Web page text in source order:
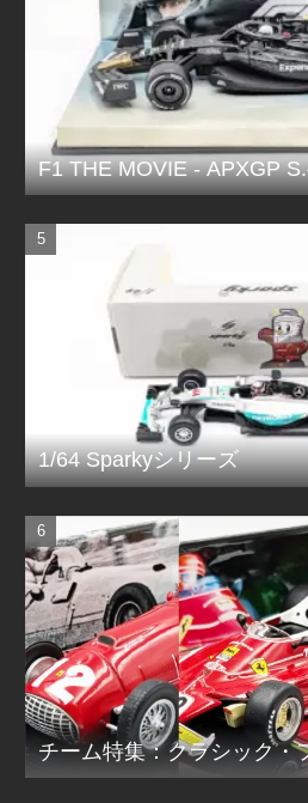
F1 THE MOVIE - APXGP
1/64 Sparkyシリーズ
チーム特集：クラシック・